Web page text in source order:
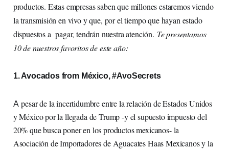
productos. Estas empresas saben que millones estaremos viendo
la transmisión en vivo y que, por el tiempo que hayan estado
dispuestos a pagar, tendrán nuestra atención. Te presentamos
10 de nuestros favoritos de este año:
1. Avocados from México, #AvoSecrets
A pesar de la incertidumbre entre la relación de Estados Unidos
y México por la llegada de Trump -y el supuesto impuesto del
20% que busca poner en los productos mexicanos- la
Asociación de Importadores de Aguacates Haas Mexicanos y la